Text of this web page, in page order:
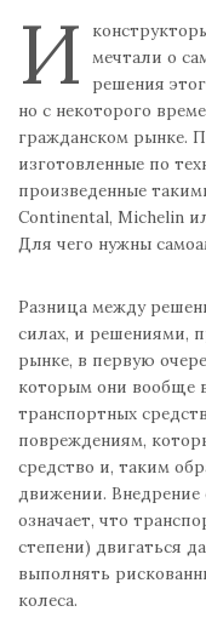
И
мечтали о
решения
но с некоторого
гражданском рынке.
изготовленные по
произведенные
Continental, Michelin
Для чего нужны
Разница между
силах, и решениями,
рынке, в первую
которым они вообще
транспортных
повреждениям,
средство и, таким
движении.
означает, что
степени) двигаться
выполнять
колеса.